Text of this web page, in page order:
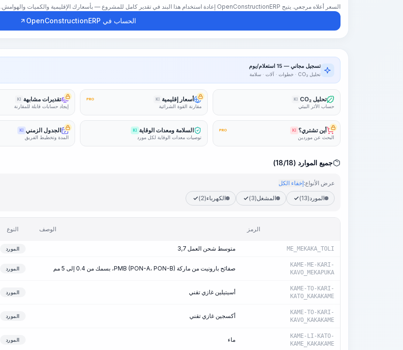
السعر أعلاه مرجعي. يتيح OpenConstructionERP إعادة استخدام هذا البند في تقدير كامل للمشروع — بأسعارك الإقليمية والكميات والهوامش.
الحساب في OpenConstructionERP
تسجيل مجاني — 15 استعلام/يوم
تحليل CO₂ · خطوات · آلات · سلامة
تحليل CO₂ KI
حساب الأثر البيئي
أسعار إقليمية KI
PRO
مقارنة القوة الشرائية
تقديرات مشابهة KI
إيجاد حسابات قابلة للمقارنة
أين تشتري؟ KI
PRO
البحث عن موردين
السلامة ومعدات الوقاية KI
توصيات معدات الوقاية لكل مورد
الجدول الزمني KI
المدة وتخطيط الفريق
جميع الموارد (18/18)
عرض الأنواع:إخفاء الكل
المورد(13) المشغل(3) الكهرباء(2)
الرمز الوصف النوع
ME_MEKAKA_TOLI متوسط شحن العمل 3,7 المورد
KAME-ME-KARI-
KAVO_MEKAPUKA
صفائح بارونيت من ماركة PMB (PON-A، PON-B)، بسمك من 0.4 إلى 5 مم المورد
KAME-TO-KARI-
KATO_KAKAKAME
أسيتيلين غازي تقني المورد
KAME-TO-KARI-
KAVO_KAKAKAME
أكسجين غازي تقني المورد
KAME-LI-KATO-
KAME_KAKAKAME
ماء المورد